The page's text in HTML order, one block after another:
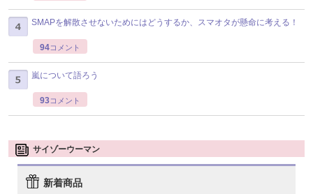
SMAPを解散させないためにはどうするか、スマオタが懸命に考える！
94コメント
嵐について語ろう
93コメント
サイゾーウーマン
新着商品